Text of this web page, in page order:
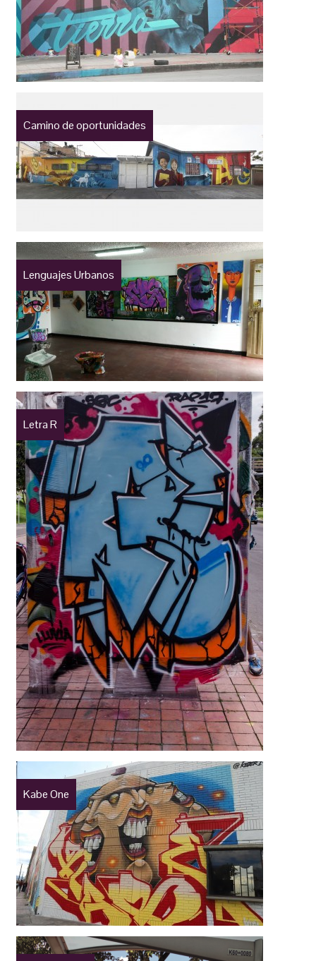
Camino de oportunidades
Lenguajes Urbanos
Letra R
Kabe One